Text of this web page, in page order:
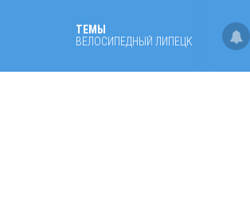
ТЕМЫ
ВЕЛОСИПЕДНЫЙ ЛИПЕЦК